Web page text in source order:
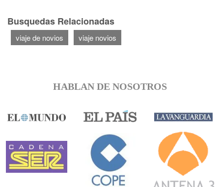
Busquedas Relacionadas
viaje de novios viaje novios
HABLAN DE NOSOTROS